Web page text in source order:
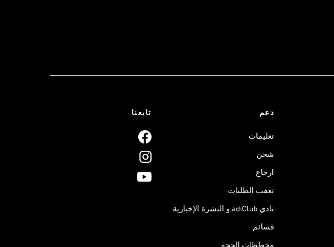
دعم
تعليمات
شحن
ارجاع
تعقب الطلبات
نادي adiClub و النشرة الإخبارية
قسائم
تابعنا